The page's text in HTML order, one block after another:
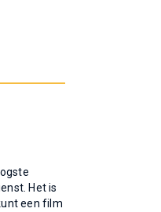
Het is
een film